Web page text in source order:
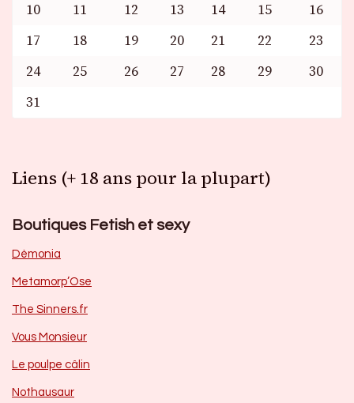
10
11 12 13 14 15
16
17
18 19 20 21 22
23
24
25 26 27 28 29
30
31
Liens (+ 18 ans pour la plupart)
Boutiques Fetish et sexy
Dèmonia
Metamorp’Ose
The Sinners.fr
Vous Monsieur
Le poulpe câlin
Nothausaur